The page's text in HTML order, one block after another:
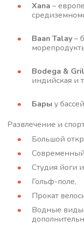
Xana –
Baan Talay–
Bodega &
индийская и
Бары у
Развлечение и
Большой
Студия йоги
Гольф-поле,
Прокат
Водные виды